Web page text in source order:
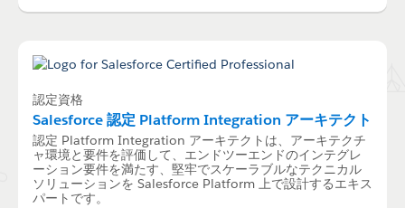
認定資格
Salesforce 認定 Platform Integration アーキテクト
認定 Platform Integration アーキテクトは、アーキテクチ
ャ環境と要件を評価して、エンドツーエンドのインテグレ
ーション要件を満たす、堅牢でスケーラブルなテクニカル
ソリューションを Salesforce Platform 上で設計するエキス
パートです。